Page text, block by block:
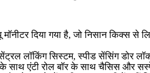
मॉनीटर दिया गया है, जो निसान
लॉकिंग सिस्टम, स्पीड सेंसिंग डोर
के साथ एंटी रोल बॉर के साथ चैसिस और